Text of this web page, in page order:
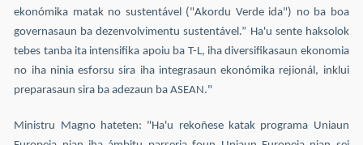
ekonómika matak no sustentável ("Akordu Verde ida") no ba boa
governasaun ba dezenvolvimentu sustentável.” Ha'u sente haksolok
tebes tanba ita intensifika apoiu ba T-L, iha diversifikasaun ekonomia
no iha ninia esforsu sira iha integrasaun ekonómika rejionál, inklui
preparasaun sira ba adezaun ba ASEAN."
Ministru Magno hateten: "Ha'u rekoñese katak programa Uniaun